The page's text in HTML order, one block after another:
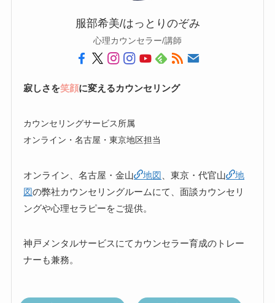
服部希美/はっとりのぞみ
心理カウンセラー/講師
寂しさを笑顔に変えるカウンセリング
カウンセリングサービス所属
オンライン・名古屋・東京地区担当
オンライン、名古屋・金山 地図 、東京・代官山
地
図の弊社カウンセリングルームにて、面談カウンセリ
ングや心理セラピーをご提供。
神戸メンタルサービスにてカウンセラー育成のトレー
ナーも兼務。